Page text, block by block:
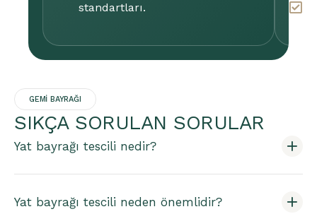
standartları.
GEMI BAYRAĞI
SIKÇA SORULAN SORULAR
Yat bayrağı tescili nedir?
Yat bayrağı tescili neden önemlidir?